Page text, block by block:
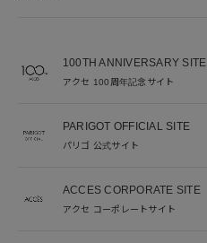
100TH ANNIVERSARY SITE
アクセ 100周年記念サイト
PARIGOT OFFICIAL SITE
パリゴ 公式サイト
ACCES CORPORATE SITE
アクセ コーポレートサイト